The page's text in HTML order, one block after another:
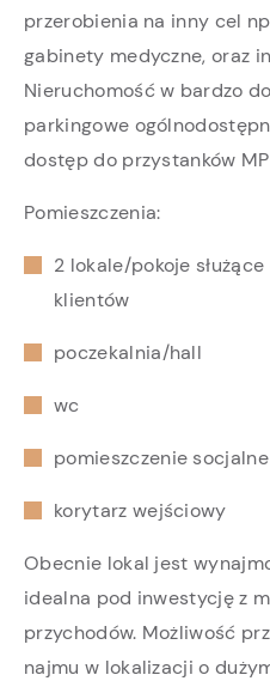
przerobienia na inny cel
gabinety medyczne, oraz
Nieruchomość w bardzo
parkingowe
dostęp do przystanków
Pomieszczenia:
2 lokale/pokoje
klientów
poczekalnia/hall
wc
pomieszczenie socjalne
korytarz wejściowy
Obecnie lokal jest
idealna pod inwestycję z
przychodów. Możliwość
najmu w lokalizacji o